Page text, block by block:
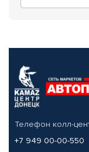
Телефон колл-
+7 949 00-00-550